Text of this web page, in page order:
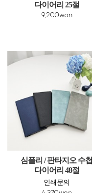
다이어리 25절
9,200won
심플리 / 판타지오 수첩
다이어리 48절
인쇄문의